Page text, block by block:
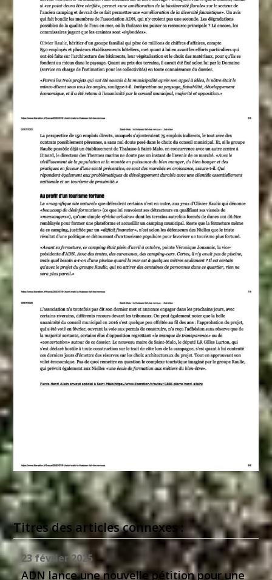
Titres des articles connexes :
23 février 2025
ADN lance une nouvelle pétition pour une